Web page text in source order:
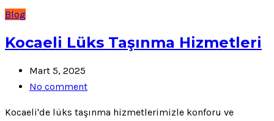
Blog
Kocaeli Lüks Taşınma Hizmetleri
Mart 5, 2025
No comment
Kocaeli'de lüks taşınma hizmetlerimizle konforu ve